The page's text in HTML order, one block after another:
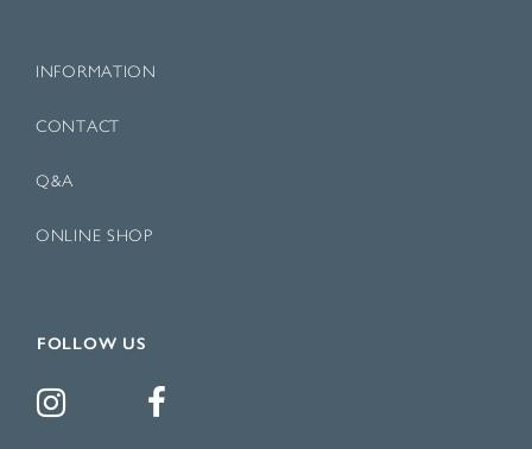
INFORMATION
CONTACT
Q&A
ONLINE SHOP
FOLLOW US